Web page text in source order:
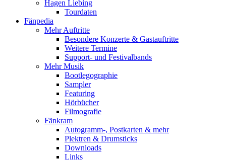
Hagen Liebing
Tourdaten
Fänpedia
Mehr Auftritte
Besondere Konzerte & Gastauftritte
Weitere Termine
Support- und Festivalbands
Mehr Musik
Bootlegographie
Sampler
Featuring
Hörbücher
Filmografie
Fänkram
Autogramm-, Postkarten & mehr
Plektren & Drumsticks
Downloads
Links